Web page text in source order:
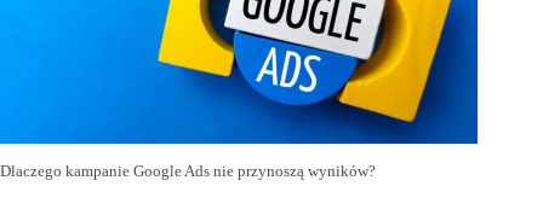
Dlaczego kampanie Google Ads nie przynoszą wyników?